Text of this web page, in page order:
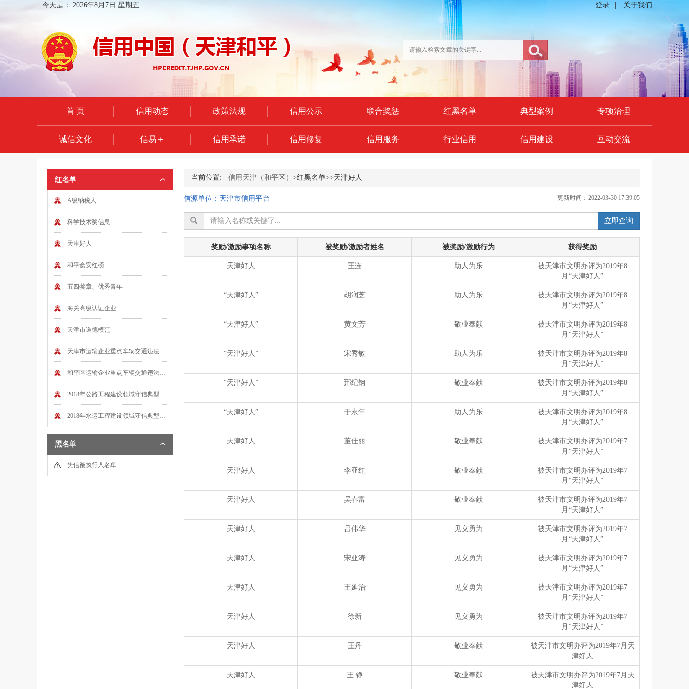
今天是： 2026年8月7日 星期五 登录 关于我们
首 页 信用动态 政策法规 信用公示 联合奖惩 红黑名单 典型案例 专项治理
诚信文化 信易＋ 信用承诺 信用修复 信用服务 行业信用 信用建设 互动交流
红名单
A级纳税人
科学技术奖信息
天津好人
和平食安红榜
五四奖章、优秀青年
海关高级认证企业
天津市道德模范
天津市运输企业重点车辆交通违法、交通事故红榜信息
和平区运输企业重点车辆交通违法、交通事故红榜信息
2018年公路工程建设领域守信典型企业目录公示
2018年水运工程建设领域守信典型企业目录
黑名单
失信被执行人名单
当前位置: 信用天津（和平区） >红黑名单>>天津好人
信源单位：天津市信用平台 更新时间：2022-03-30 17:39:05
立即查询
奖励/激励事项名称 被奖励/激励者姓名 被奖励/激励行为 获得奖励
天津好人 王连 助人为乐
被天津市文明办评为2019年8
月“天津好人”
“天津好人” 胡润芝 助人为乐
被天津市文明办评为2019年8
月“天津好人”
“天津好人” 黄文芳 敬业奉献
被天津市文明办评为2019年8
月“天津好人”
“天津好人” 宋秀敏 助人为乐
被天津市文明办评为2019年8
月“天津好人”
“天津好人” 邢纪钢 敬业奉献
被天津市文明办评为2019年8
月“天津好人”
“天津好人” 于永年 助人为乐
被天津市文明办评为2019年8
月“天津好人”
天津好人 董佳丽 敬业奉献
被天津市文明办评为2019年7
月“天津好人”
天津好人 李亚红 敬业奉献
被天津市文明办评为2019年7
月“天津好人”
天津好人 吴春富 敬业奉献
被天津市文明办评为2019年7
月“天津好人”
天津好人 吕伟华 见义勇为
被天津市文明办评为2019年7
月“天津好人”
天津好人 宋亚涛 见义勇为
被天津市文明办评为2019年7
月“天津好人”
天津好人 王延治 见义勇为
被天津市文明办评为2019年7
月“天津好人”
天津好人 徐新 见义勇为
被天津市文明办评为2019年7
月“天津好人”
天津好人 王丹 敬业奉献
被天津市文明办评为2019年7月天
津好人
天津好人 王 铮 敬业奉献
被天津市文明办评为2019年7月天
津好人